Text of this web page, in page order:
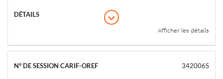
Afficher les détails
342006S